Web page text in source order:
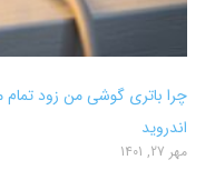
چرا باتری گوشی من زود
اندروید
مهر 27, 1401